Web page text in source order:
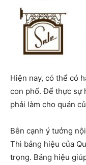
Hiện nay, có thể có
con phố. Để thực sự
phải làm cho quán
Bên cạnh ý tưởng
Thì bảng hiệu của
trọng. Bảng hiệu